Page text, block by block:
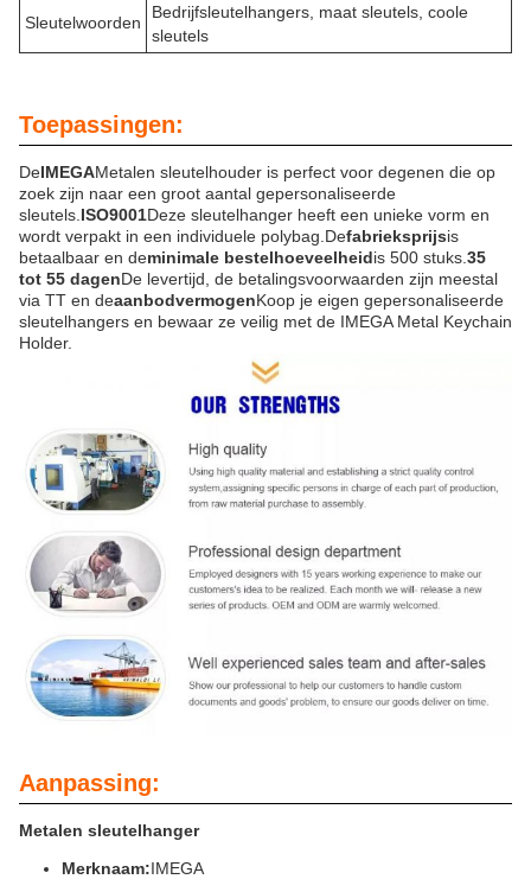
Sleutelwoorden
Bedrijfsleutelhangers, maat sleutels, coole
sleutels
Toepassingen:
DeIMEGAMetalen sleutelhouder is perfect voor degenen die op
zoek zijn naar een groot aantal gepersonaliseerde
sleutels. ISO9001Deze sleutelhanger heeft een unieke vorm en
wordt verpakt in een individuele polybag.Defabrieksprijsis
betaalbaar en deminimale bestelhoeveelheidis 500 stuks. 35
tot 55 dagenDe levertijd, de betalingsvoorwaarden zijn meestal
via TT en deaanbodvermogenKoop je eigen gepersonaliseerde
sleutelhangers en bewaar ze veilig met de IMEGA Metal Keychain
Holder.
Aanpassing:
Metalen sleutelhanger
Merknaam:IMEGA